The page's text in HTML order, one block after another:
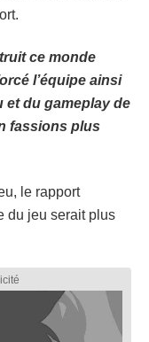
ce monde
l’équipe ainsi
et du gameplay de
fassions plus
le rapport
du jeu serait plus